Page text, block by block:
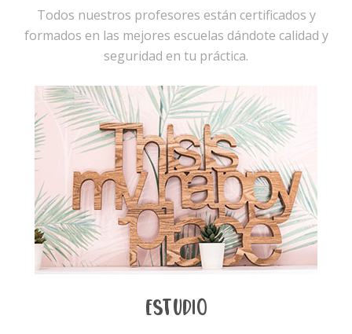
Todos nuestros profesores están certificados y
formados en las mejores escuelas dándote calidad y
seguridad en tu práctica.
ESTUDIO